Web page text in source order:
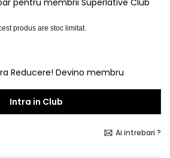
pentru membrii Superlative Club
produs are stoc limitat.
Reducere! Devino membru
Intra in Club
Ai intrebari ?